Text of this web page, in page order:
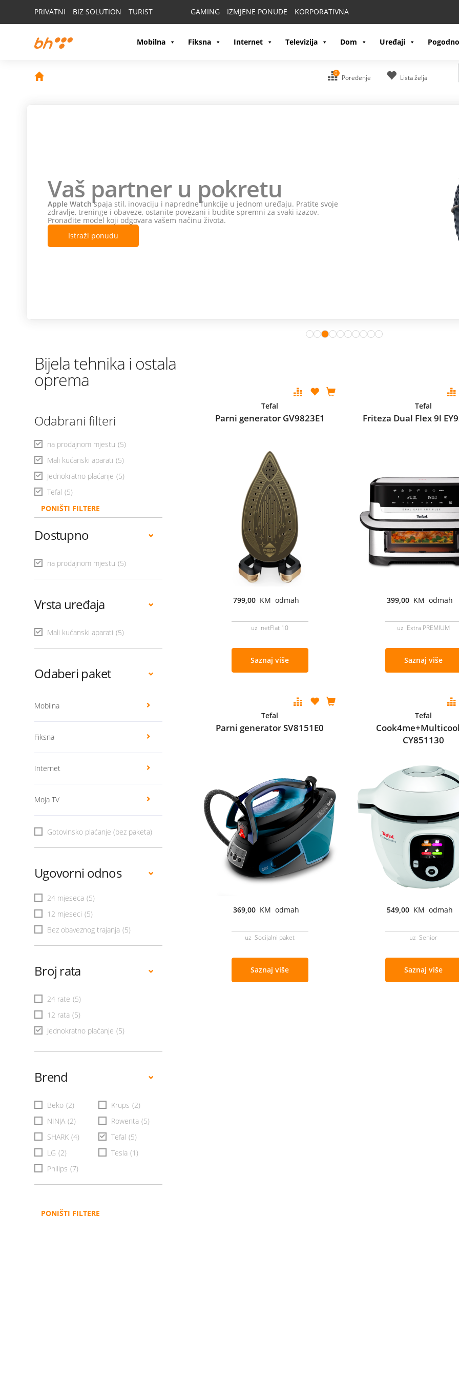
PRIVATNI BIZ SOLUTION TURIST GAMING IZMJENE PONUDE KORPORATIVNA
Mobilna Fiksna Internet Televizija Dom Uređaji
0
Poređenje Lista želja
Vaš partner u pokretu
Apple Watchspaja stil, inovaciju i napredne funkcije u jednom uređaju. Pratite svoje
zdravlje, treninge i obaveze, ostanite povezani i budite spremni za svaki izazov.
Pronađite model koji odgovara vašem načinu života.
Istraži ponudu
Bijela tehnika i ostala
oprema
Odabrani filteri
na prodajnom mjestu (5)
Mali kućanski aparati (5)
Jednokratno plaćanje (5)
Tefal (5)
PONIŠTI FILTERE
Dostupno
na prodajnom mjestu (5)
Vrsta uređaja
Mali kućanski aparati (5)
Odaberi paket
Mobilna
Fiksna
Internet
Moja TV
Gotovinsko plaćanje (bez paketa)
Ugovorni odnos
24 mjeseca (5)
12 mjeseci (5)
Bez obaveznog trajanja (5)
Broj rata
24 rate (5)
12 rata (5)
Jednokratno plaćanje (5)
Brend
Beko (2) Krups (2)
NINJA (2) Rowenta (5)
SHARK (4) Tefal (5)
LG (2) Tesla (1)
Philips (7)
PONIŠTI FILTERE
Tefal
Parni generator GV9823E1
799,00 KM odmah
uz netFlat 10
Saznaj više
Tefal
Friteza Dual Flex 9l
399,00 KM odmah
uz Extra PREMIUM
Saznaj više
Tefal
Parni generator SV8151E0
369,00 KM odmah
uz Socijalni paket
Saznaj više
Tefal
CY851130
549,00 KM odmah
uz Senior
Saznaj više